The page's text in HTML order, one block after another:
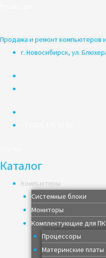
Продажа и ремонт компьютеров
г. Новосибирск, ул.
Каталог
Компьютеры
Системные блоки
Мониторы
Комплектующие для ПК
Процессоры
Материнские платы